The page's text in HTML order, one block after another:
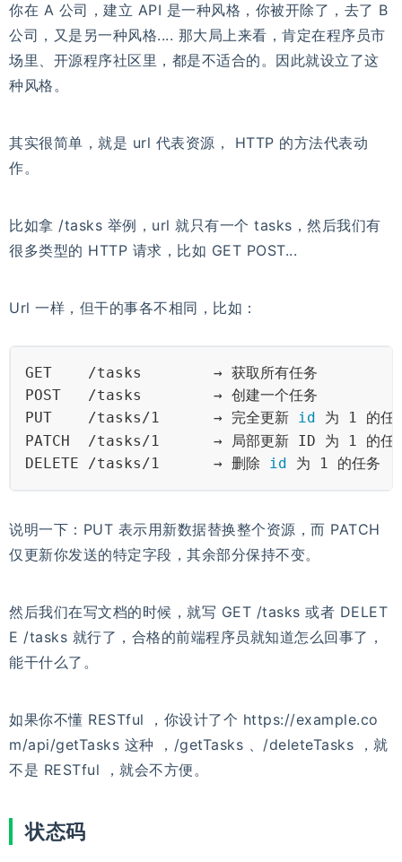
你在 A 公司，建立 API 是一种风格，你被开除了，去了 B
公司，又是另一种风格.... 那大局上来看，肯定在程序员市
场里、开源程序社区里，都是不适合的。因此就设立了这
种风格。
其实很简单，就是 url 代表资源， HTTP 的方法代表动
作。
比如拿 /tasks 举例，url 就只有一个 tasks，然后我们有
很多类型的 HTTP 请求，比如 GET POST...
Url 一样，但干的事各不相同，比如：
GET    /tasks        → 获取所有任务
POST   /tasks        → 创建一个任务
PUT    /tasks/1      → 完全更新 id
为 1 的任
PATCH  /tasks/1      → 局部更新 ID 为 1 的任
DELETE /tasks/1      → 删除 id 为 1 的任务
说明一下：PUT 表示用新数据替换整个资源，而 PATCH
仅更新你发送的特定字段，其余部分保持不变。
然后我们在写文档的时候，就写 GET /tasks 或者 DELET
E /tasks 就行了，合格的前端程序员就知道怎么回事了，
能干什么了。
如果你不懂 RESTful ，你设计了个 https://example.co
m/api/getTasks 这种 ，/getTasks 、/deleteTasks ，就
不是 RESTful ，就会不方便。
状态码